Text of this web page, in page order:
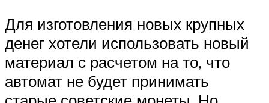
Для изготовления новых крупных
денег хотели использовать новый
материал с расчетом на то, что
автомат не будет принимать